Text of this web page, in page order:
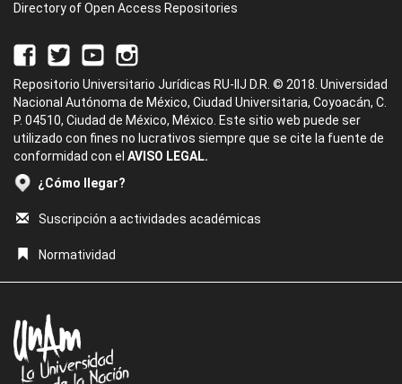
Directory of Open Access Repositories
Repositorio Universitario Jurídicas RU-IIJ D.R. © 2018. Universidad
Nacional Autónoma de México, Ciudad Universitaria, Coyoacán, C.
P. 04510, Ciudad de México, México. Este sitio web puede ser
utilizado con fines no lucrativos siempre que se cite la fuente de
conformidad con el AVISO LEGAL.
¿Cómo llegar?
Suscripción a actividades académicas
Normatividad